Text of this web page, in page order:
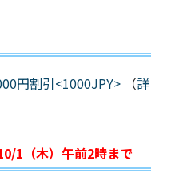
円割引<1000JPY> （詳
1（木）午前2時まで